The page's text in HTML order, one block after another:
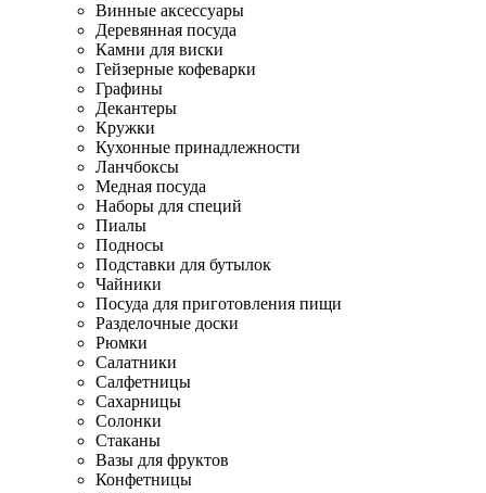
Винные аксессуары
Деревянная посуда
Камни для виски
Гейзерные кофеварки
Графины
Декантеры
Кружки
Кухонные принадлежности
Ланчбоксы
Медная посуда
Наборы для специй
Пиалы
Подносы
Подставки для бутылок
Чайники
Посуда для приготовления пищи
Разделочные доски
Рюмки
Салатники
Салфетницы
Сахарницы
Солонки
Стаканы
Вазы для фруктов
Конфетницы